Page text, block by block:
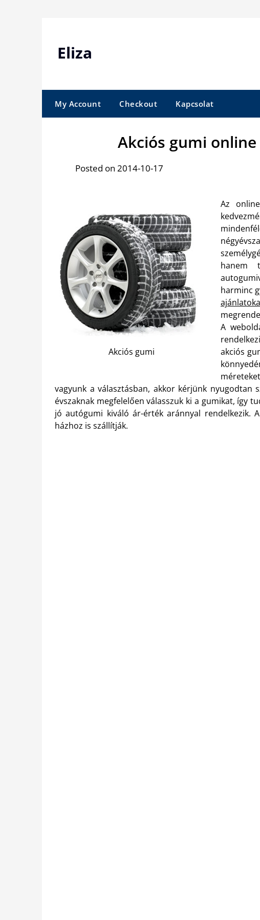
Eliza
My Account Checkout Kapcsolat
Akciós gumi
Posted on 2014-10-17
Akciós gumi
Az
hanem
harminc
A
akciós
vagyunk a választásban, akkor kérjünk nyugodtan
évszaknak megfelelően válasszuk ki a gumikat, így
jó autógumi kiváló ár-érték aránnyal rendelkezik.
házhoz is szállítják.